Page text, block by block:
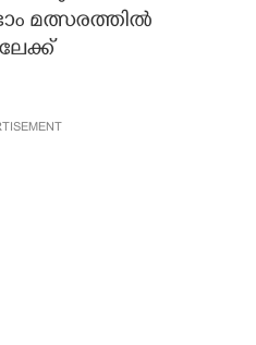
മത്സരത്തിൽ